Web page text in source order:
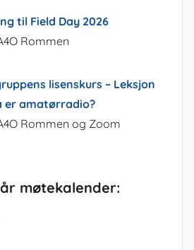
til Field Day 2026
Rommen
lisenskurs – Leksjon
er amatørradio?
Rommen og Zoom
møtekalender: